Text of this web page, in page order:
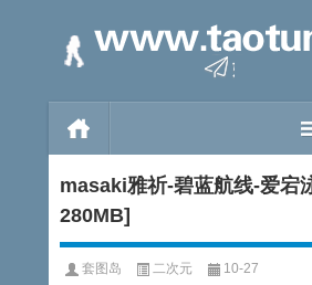
masaki雅祈-碧蓝航线-爱宕
280MB]
套图岛 二次元 10-27